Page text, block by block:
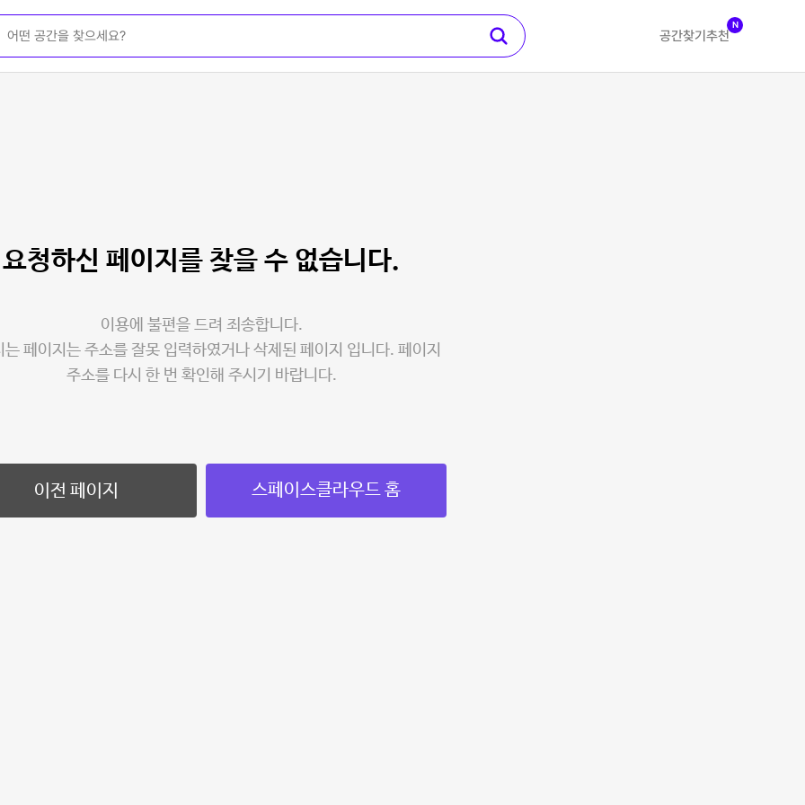
공간찾기 추천
N
요청하신 페이지를 찾을 수 없습니다.
이용에 불편을 드려 죄송합니다.
는 페이지는 주소를 잘못 입력하였거나 삭제된 페이지 입니다. 페이지
주소를 다시 한 번 확인해 주시기 바랍니다.
이전 페이지 스페이스클라우드 홈